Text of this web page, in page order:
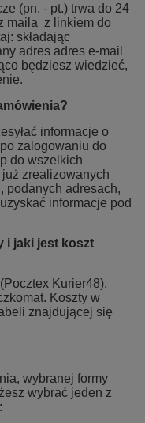
(pn. - pt.) trwa do 24
maila z linkiem do
składając
adres adres e-mail
będziesz wiedzieć,
informacje o
zalogowaniu do
do wszelkich
zrealizowanych
podanych adresach,
informacje pod
i jaki jest koszt
Kurier48),
Koszty w
znajdującej się
wybranej formy
wybrać jeden z